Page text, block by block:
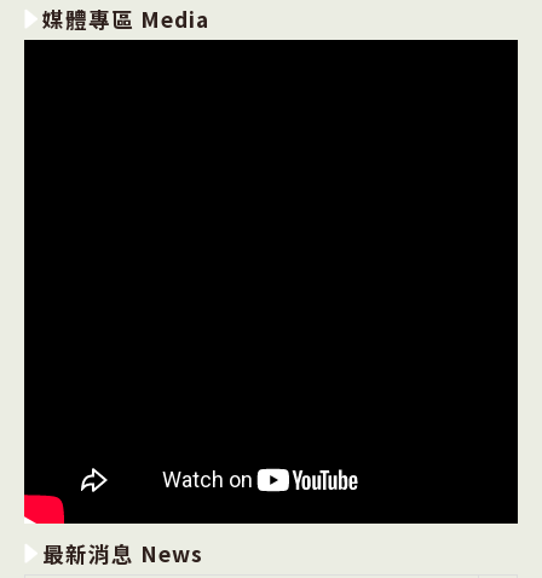
媒體專區 Media
最新消息 News